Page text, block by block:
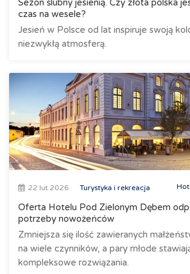
Sezon ślubny jesienią. Czy złota polska
czas na wesele?
Jesień w Polsce od lat inspiruje swoją
niezwykłą atmosferą.
22 lut 2026 Turystyka i rekreacja
Oferta Hotelu Pod Zielonym Dębem
potrzeby nowożeńców
Zmniejsza się ilość zawieranych
na wiele czynników, a pary młode
kompleksowe rozwiązania.